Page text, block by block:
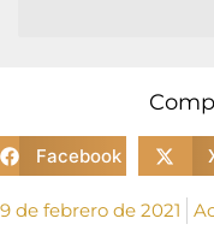
Facebook
9 de febrero de 2021